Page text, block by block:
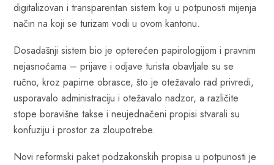
digitalizovan i transparentan sistem koji u potpunosti mijenja
način na koji se turizam vodi u ovom kantonu.
Dosadašnji sistem bio je opterećen papirologijom i pravnim
nejasnoćama – prijave i odjave turista obavljale su se
ručno, kroz papirne obrasce, što je otežavalo rad privredi,
usporavalo administraciju i otežavalo nadzor, a različite
stope boravišne takse i neujednačeni propisi stvarali su
konfuziju i prostor za zloupotrebe.
Novi reformski paket podzakonskih propisa u potpunosti je